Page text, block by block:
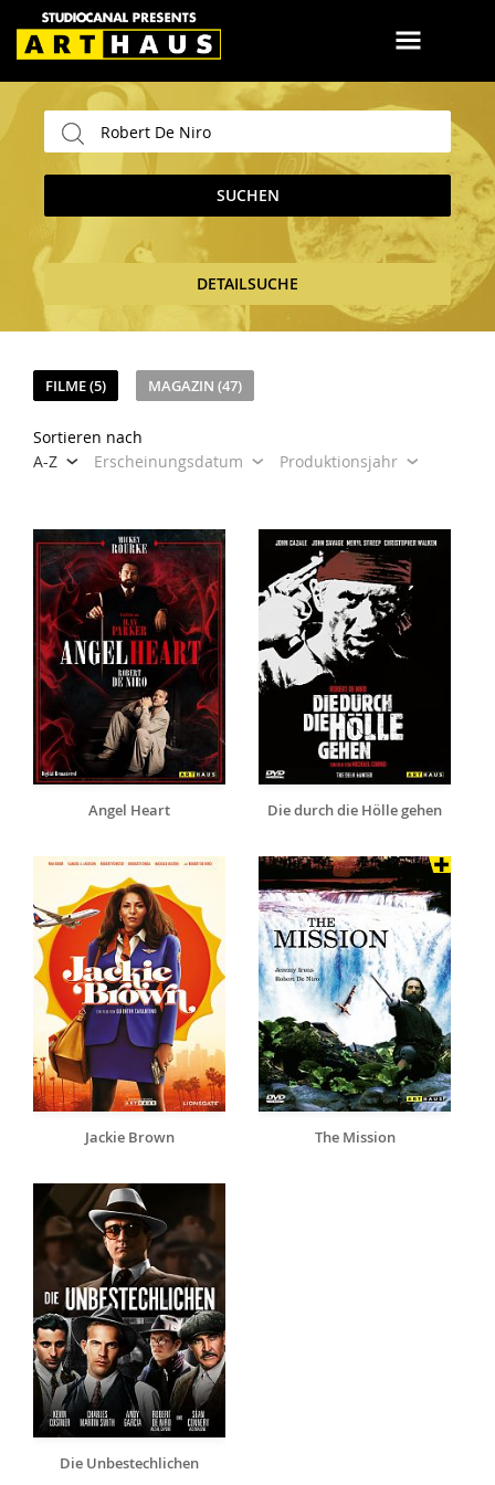
SUCHEN
DETAILSUCHE
FILME (5) MAGAZIN (47)
Sortieren nach
A-Z
Erscheinungsdatum Produktionsjahr
Angel Heart Die durch die Hölle gehen
Jackie Brown The Mission
Die Unbestechlichen